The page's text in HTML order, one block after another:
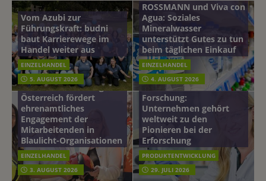
Vom Azubi zur
Führungskraft: budni
baut Karrierewege im
Handel weiter aus
EINZELHANDEL
5. AUGUST 2026
ROSSMANN und Viva con
Agua: Soziales
Mineralwasser
unterstützt Gutes zu tun
beim täglichen Einkauf
EINZELHANDEL
4. AUGUST 2026
mehr vom leben tag: dm
Österreich fördert
ehrenamtliches
Engagement der
Mitarbeitenden in
Blaulicht-Organisationen
EINZELHANDEL
3. AUGUST 2026
Beiersdorf
Hautmikrobiom-
Forschung:
Unternehmen gehört
weltweit zu den
Pionieren bei der
Erforschung
PRODUKTENTWICKLUNG
29. JULI 2026